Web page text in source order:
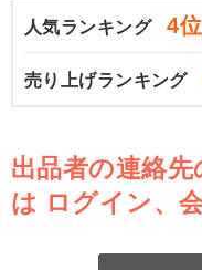
人気ランキング 4位
売り上げランキング
出品者の連絡
は ログイン、